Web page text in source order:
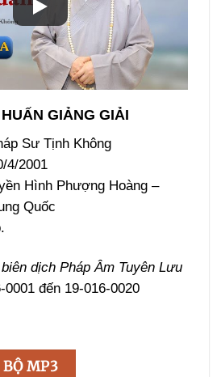
GIẢNG GIẢI
Sư Tịnh Không
4/2001
Hình Phượng Hoàng –
Quốc
dịch Pháp Âm Tuyên Lưu
0001 đến 19-016-0020
MP3